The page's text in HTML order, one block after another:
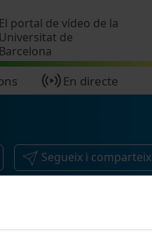
El portal de vídeo de la
Universitat de
Barcelona
En directe
Segueix i comparteix